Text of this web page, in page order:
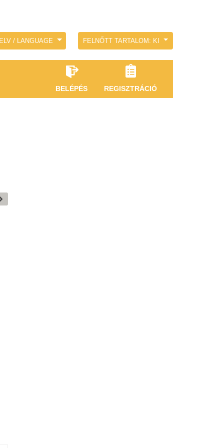
/ LANGUAGE FELNŐTT TARTALOM: KI
BELÉPÉS REGISZTRÁCIÓ